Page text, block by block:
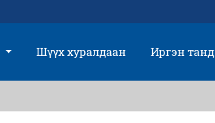
Шүүх хуралдаан Иргэн танд